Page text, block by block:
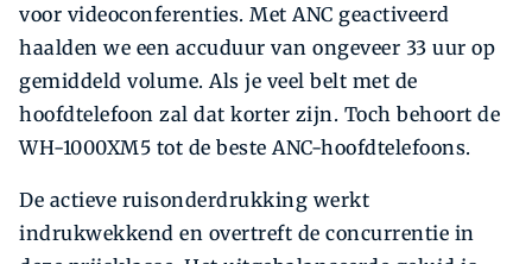
voor videoconferenties. Met ANC geactiveerd
haalden we een accuduur van ongeveer 33 uur op
gemiddeld volume. Als je veel belt met de
hoofdtelefoon zal dat korter zijn. Toch behoort de
WH-1000XM5 tot de beste ANC-hoofdtelefoons.
De actieve ruisonderdrukking werkt
indrukwekkend en overtreft de concurrentie in